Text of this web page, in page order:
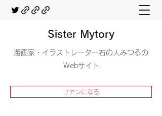
Sister Mytory
​漫画家・イラストレーター右の人みつるの
Webサイト
ファンになる